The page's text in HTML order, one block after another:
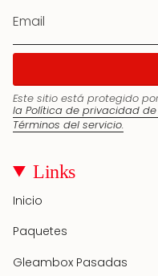
Este sitio está protegido
la Política de privacidad
Términos del servicio.
Links
Inicio
Paquetes
Gleambox Pasadas